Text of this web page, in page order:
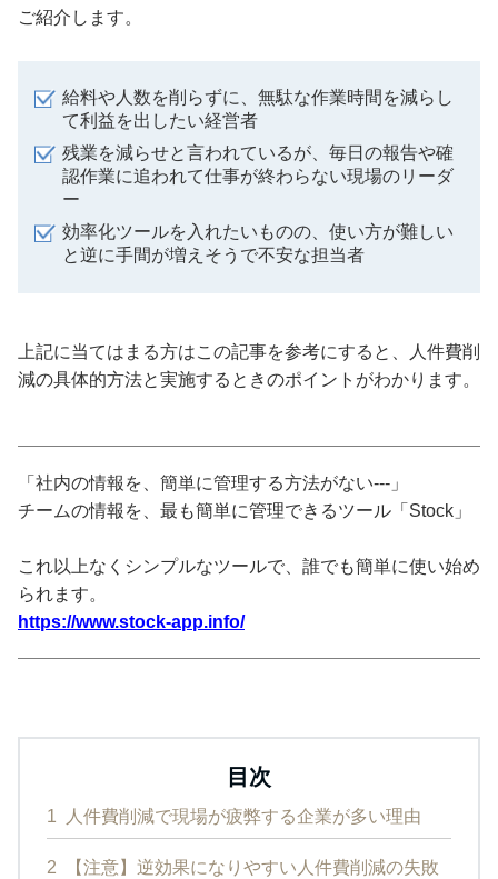
ご紹介します。
給料や人数を削らずに、無駄な作業時間を減らし
て利益を出したい経営者
残業を減らせと言われているが、毎日の報告や確
認作業に追われて仕事が終わらない現場のリーダ
ー
効率化ツールを入れたいものの、使い方が難しい
と逆に手間が増えそうで不安な担当者
上記に当てはまる方はこの記事を参考にすると、人件費削
減の具体的方法と実施するときのポイントがわかります。
「社内の情報を、簡単に管理する方法がない---」
チームの情報を、最も簡単に管理できるツール「Stock」
これ以上なくシンプルなツールで、誰でも簡単に使い始め
られます。
https://www.stock-app.info/
目次
1 人件費削減で現場が疲弊する企業が多い理由
2
【注意】逆効果になりやすい人件費削減の失敗